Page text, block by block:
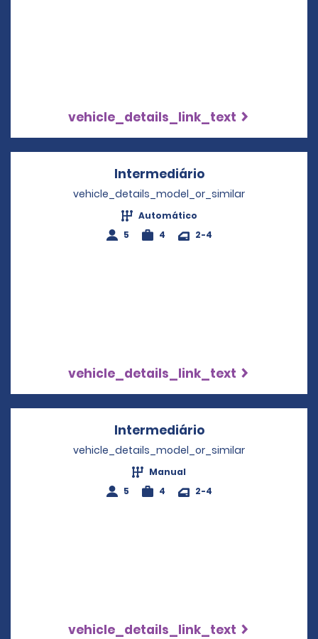
vehicle_details_link_text
IntermediárioOpens in a new
vehicle_details_model_or_similar
Automático
5
4 2-4
vehicle_details_link_text
IntermediárioOpens in a new
vehicle_details_model_or_similar
Manual
5
4 2-4
vehicle_details_link_text